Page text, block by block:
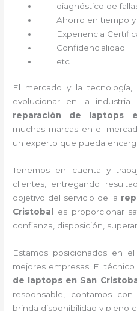
diagnóstico de
Ahorro en tiempo
Experiencia
Confidencialidad
etc
El mercado y la
evolucionar en la
reparación de laptops
muchas marcas en el
un experto que pueda
Tenemos en cuenta y
clientes, entregando
objetivo del servicio de la
Cristobal es proporcionar
confianza, disposición,
Estamos posicionados en
mejores empresas. El
de laptops en San
responsable, contamos
brinda disponibilidad y pleno